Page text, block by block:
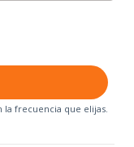
la frecuencia que elijas.